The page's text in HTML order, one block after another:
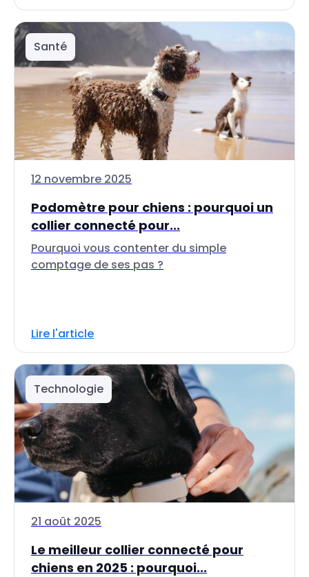
Santé
12 novembre 2025
Podomètre pour chiens : pourquoi un
collier connecté pour...
Pourquoi vous contenter du simple
comptage de ses pas ?
Lire l'article
Technologie
21 août 2025
Le meilleur collier connecté pour
chiens en 2025 : pourquoi...